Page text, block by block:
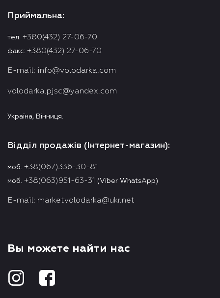
Приймальна:
тел. +380(432) 27-06-70
факс: +380(432) 27-06-70
E-mail: info@volodarka.com
volodarka.pjsc@yandex.com
Україна, Вінниця.
Відділ продажів (Інтернет-магазин):
моб. +38(067)336-30-81
моб. +38(063)951-63-31 (Viber WhatsApp)
E-mail: marketvolodarka@ukr.net
Вы можете найти нас